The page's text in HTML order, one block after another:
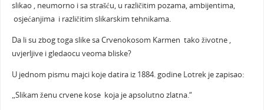
slikao , neumorno i sa strašću, u različitim pozama, ambijentima,
osjećanjima i različitim slikarskim tehnikama.
Da li su zbog toga slike sa Crvenokosom Karmen tako životne ,
uvjerljive i gledaocu veoma bliske?
U jednom pismu majci koje datira iz 1884. godine Lotrek je zapisao:
„Slikam ženu crvene kose koja je apsolutno zlatna.“